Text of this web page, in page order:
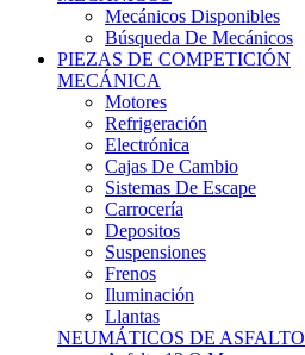
Mecánicos Disponibles
Búsqueda De Mecánicos
PIEZAS DE COMPETICIÓN
MECÁNICA
Motores
Refrigeración
Electrónica
Cajas De Cambio
Sistemas De Escape
Carrocería
Depositos
Suspensiones
Frenos
Iluminación
Llantas
NEUMÁTICOS DE ASFALTO